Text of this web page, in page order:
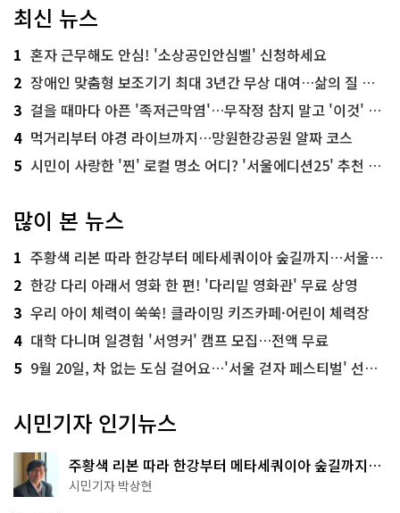
최신 뉴스
1 혼자 근무해도 안심! '소상공인안심벨' 신청하세요
2 장애인 맞춤형 보조기기 최대 3년간 무상 대여…삶의 질 높인다
3 걸을 때마다 아픈 '족저근막염'…무작정 참지 말고 '이것' 해보세요!
4 먹거리부터 야경 라이브까지…망원한강공원 알짜 코스
5 시민이 사랑한 '찐' 로컬 명소 어디? '서울에디션25' 추천 코스
많이 본 뉴스
1 주황색 리본 따라 한강부터 메타세쿼이아 숲길까지…서울둘레길 15코스
2 한강 다리 아래서 영화 한 편! '다리밑 영화관' 무료 상영
3 우리 아이 체력이 쑥쑥! 클라이밍 키즈카페·어린이 체력장
4 대학 다니며 일경험 '서영커' 캠프 모집…전액 무료
5 9월 20일, 차 없는 도심 걸어요…'서울 걷자 페스티벌' 선착순 5천명
시민기자 인기뉴스
주황색 리본 따라 한강부터 메타세쿼이아 숲길까지…
서울둘레길 15코스
시민기자 박상현